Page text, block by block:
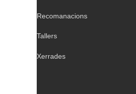
Recomanacions
Tallers
Xerrades